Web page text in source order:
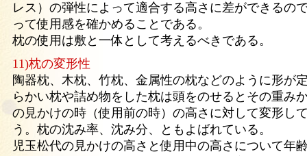
レス）の弾性によって適合する高さに差ができるの
って使用感を確かめることである。
枕の使用は敷と一体として考えるべきである。
11)枕の変形性
陶器枕、木枕、竹枕、金属性の枕などのように形が
らかい枕や詰め物をした枕は頭をのせるとその重み
の見かけの時（使用前の時）の高さに対して変形し
う。枕の沈み率、沈み分、ともよばれている。
児玉松代の見かけの高さと使用中の高さについて年